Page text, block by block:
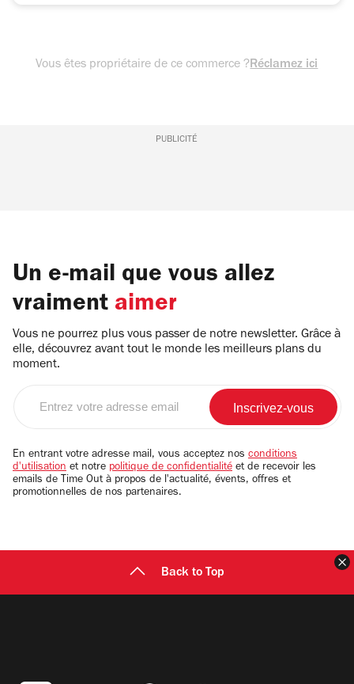
Vous êtes propriétaire de ce commerce ?Réclamez ici
PUBLICITÉ
Un e-mail que vous allez
vraiment aimer
Vous ne pourrez plus vous passer de notre newsletter. Grâce à
elle, découvrez avant tout le monde les meilleurs plans du
moment.
email
En entrant votre adresse mail, vous acceptez nos conditions
d'utilisation et notre politique de confidentialité et de recevoir les
emails de Time Out à propos de l'actualité, évents, offres et
promotionnelles de nos partenaires.
Back to Top